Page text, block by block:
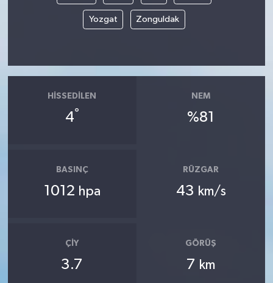
Yozgat Zonguldak
HISSEDILEN
4°
NEM
%81
BASINÇ
1012 hpa
RÜZGAR
43 km/s
ÇIY
3.7
GÖRÜŞ
7 km